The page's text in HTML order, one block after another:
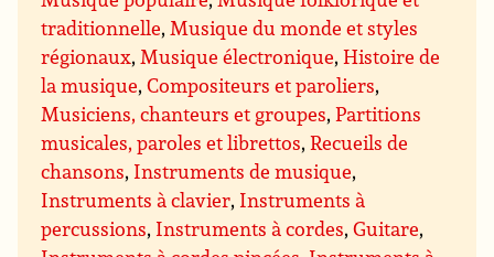
traditionnelle,Musique du monde et styles
régionaux,Musique électronique,Histoire de
la musique,Compositeurs et paroliers,
Musiciens, chanteurs et groupes,Partitions
musicales, paroles et librettos,Recueils de
chansons, Instruments de musique,
Instruments à clavier, Instruments à
percussions, Instruments à cordes,Guitare,